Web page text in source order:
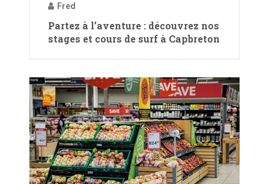
Fred
Partez à l’aventure : découvrez nos
stages et cours de surf à Capbreton